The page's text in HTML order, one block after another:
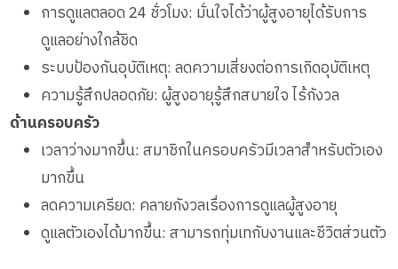
การดูแลตลอด 24 ชั่วโมง: มั่นใจได้ว่าผู้สูงอายุได้รับการ
ดูแลอย่างใกล้ชิด
ระบบป้องกันอุบัติเหตุ: ลดความเสี่ยงต่อการเกิดอุบัติเหตุ
ความรู้สึกปลอดภัย: ผู้สูงอายุรู้สึกสบายใจ ไร้กังวล
ด้านครอบครัว
เวลาว่างมากขึ้น: สมาชิกในครอบครัวมีเวลาสำหรับตัวเอง
มากขึ้น
ลดความเครียด: คลายกังวลเรื่องการดูแลผู้สูงอายุ
ดูแลตัวเองได้มากขึ้น: สามารถทุ่มเทกับงานและชีวิตส่วนตัว